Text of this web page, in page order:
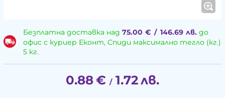
Безплатна доставка над 75.00 € / 146.69 лв.до
офис с куриер Еконт, Спиди максимално тегло (кг.)
5 кг.
0.88€ / 1.72лв.